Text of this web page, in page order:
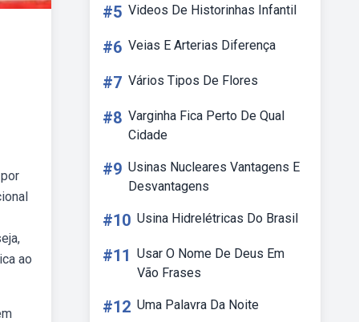
ao
#5 Videos De Historinhas Infantil
#6 Veias E Arterias Diferença
#7 Vários Tipos De Flores
#8 Varginha Fica Perto De Qual
Cidade
#9 Usinas Nucleares Vantagens E
Desvantagens
#10 Usina Hidrelétricas Do Brasil
#11 Usar O Nome De Deus Em
Vão Frases
#12 Uma Palavra Da Noite